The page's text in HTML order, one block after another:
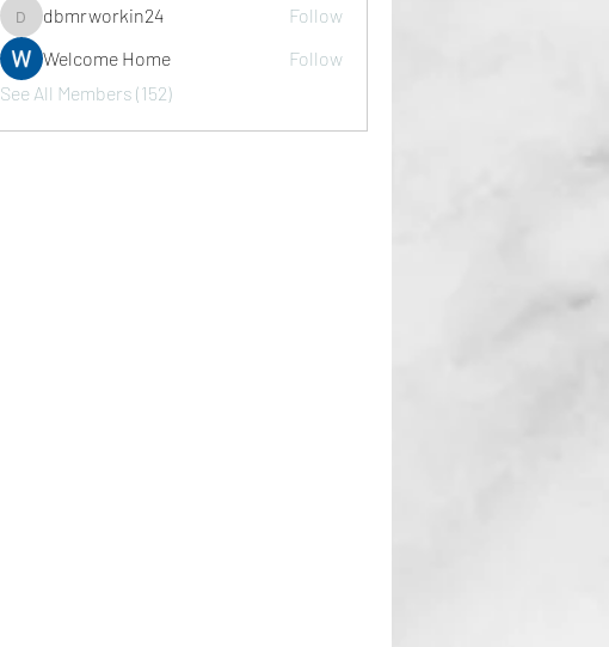
dbmrworkin24
dbmrworkin24
Follow
Welcome Home
Follow
See All Members (152)